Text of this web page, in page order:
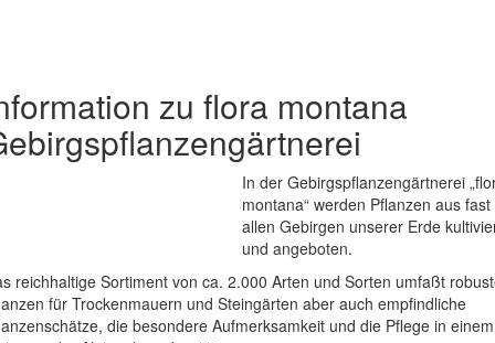
zu flora montana
In der Gebirgspflanzengärtnerei
montana“ werden Pflanzen aus fast
allen Gebirgen unserer Erde
und angeboten.
reichhaltige Sortiment von ca. 2.000 Arten und Sorten umfaßt
für Trockenmauern und Steingärten aber auch empfindliche
die besondere Aufmerksamkeit und die Pflege in einem